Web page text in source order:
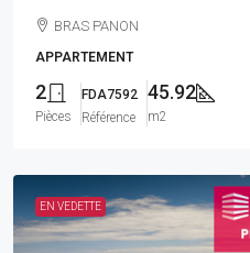
BRAS PANON
APPARTEMENT
2
Pièces
FDA7592
Référence
45.92
m2
EN VEDETTE